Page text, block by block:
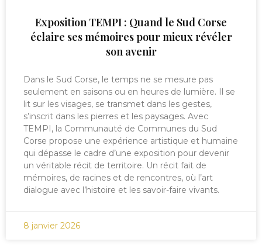
Exposition TEMPI : Quand le Sud Corse
éclaire ses mémoires pour mieux révéler
son avenir
Dans le Sud Corse, le temps ne se mesure pas
seulement en saisons ou en heures de lumière. Il se
lit sur les visages, se transmet dans les gestes,
s’inscrit dans les pierres et les paysages. Avec
TEMPI, la Communauté de Communes du Sud
Corse propose une expérience artistique et humaine
qui dépasse le cadre d’une exposition pour devenir
un véritable récit de territoire. Un récit fait de
mémoires, de racines et de rencontres, où l’art
dialogue avec l’histoire et les savoir-faire vivants.
8 janvier 2026